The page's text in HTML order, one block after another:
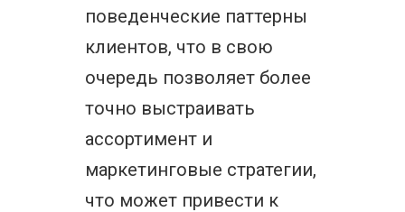
поведенческие паттерны
клиентов, что в свою
очередь позволяет более
точно выстраивать
ассортимент и
маркетинговые стратегии,
что может привести к